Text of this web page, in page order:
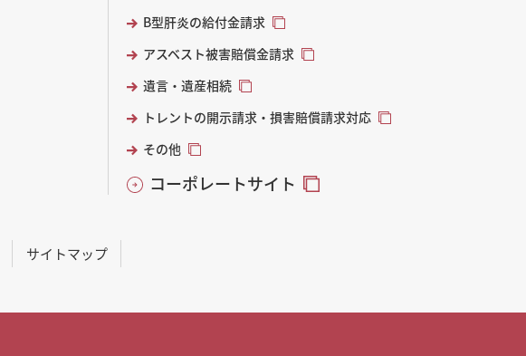
B型肝炎の給付金請求
アスベスト被害賠償金請求
遺言・遺産相続
トレントの開示請求・損害賠償請求対応
その他
コーポレートサイト
サイトマップ